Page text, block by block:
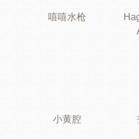
嘻嘻水枪
小黄腔